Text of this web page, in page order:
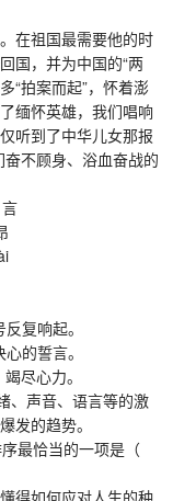
在祖国最需要他的时
国，并为中国的“两
“拍案而起”，怀着澎
缅怀英雄，我们唱响
听到了中华儿女那报
不顾身、浴血奋战的
复响起。
的誓言。
尽心力。
声音、语言等的激
发的趋势。
最恰当的一项是（
如何应对人生的种